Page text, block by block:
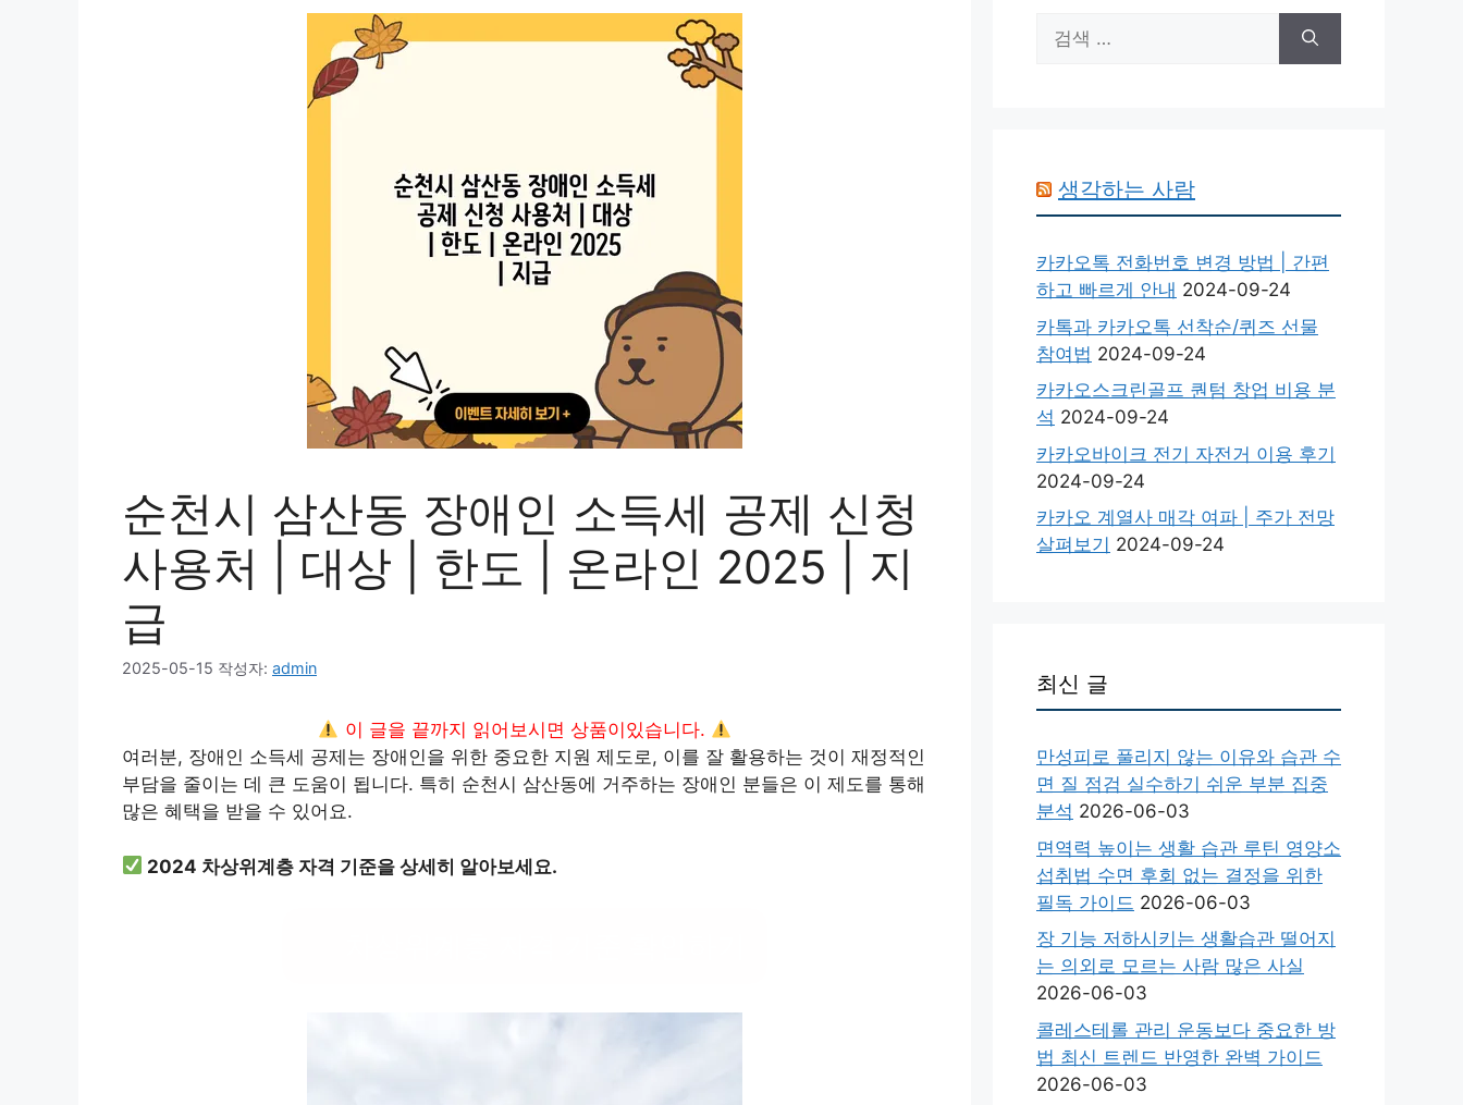
순천시 삼산동 장애인 소득세 공제 신청
사용처 | 대상 | 한도 | 온라인 2025 | 지
급
2025-05-15 작성자: admin
이 글을 끝까지 읽어보시면 상품이있습니다.
여러분, 장애인 소득세 공제는 장애인을 위한 중요한 지원 제도로, 이를 잘 활용하는 것이 재정적인
부담을 줄이는 데 큰 도움이 됩니다. 특히 순천시 삼산동에 거주하는 장애인 분들은 이 제도를 통해
많은 혜택을 받을 수 있어요.
2024 차상위계층 자격 기준을 상세히 알아보세요.
색:
생각하는 사람
카카오톡 전화번호 변경 방법 | 간편
하고 빠르게 안내 2024-09-24
카톡과 카카오톡 선착순/퀴즈 선물
참여법 2024-09-24
카카오스크린골프 퀀텀 창업 비용 분
석 2024-09-24
카카오바이크 전기 자전거 이용 후기
2024-09-24
카카오 계열사 매각 여파 | 주가 전망
살펴보기 2024-09-24
최신 글
만성피로 풀리지 않는 이유와 습관 수
면 질 점검 실수하기 쉬운 부분 집중
분석 2026-06-03
면역력 높이는 생활 습관 루틴 영양소
섭취법 수면 후회 없는 결정을 위한
필독 가이드 2026-06-03
장 기능 저하시키는 생활습관 떨어지
는 의외로 모르는 사람 많은 사실
2026-06-03
콜레스테롤 관리 운동보다 중요한 방
법 최신 트렌드 반영한 완벽 가이드
2026-06-03